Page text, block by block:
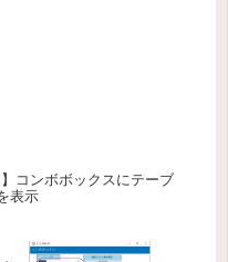
】コンボボックスにテーブ
表示